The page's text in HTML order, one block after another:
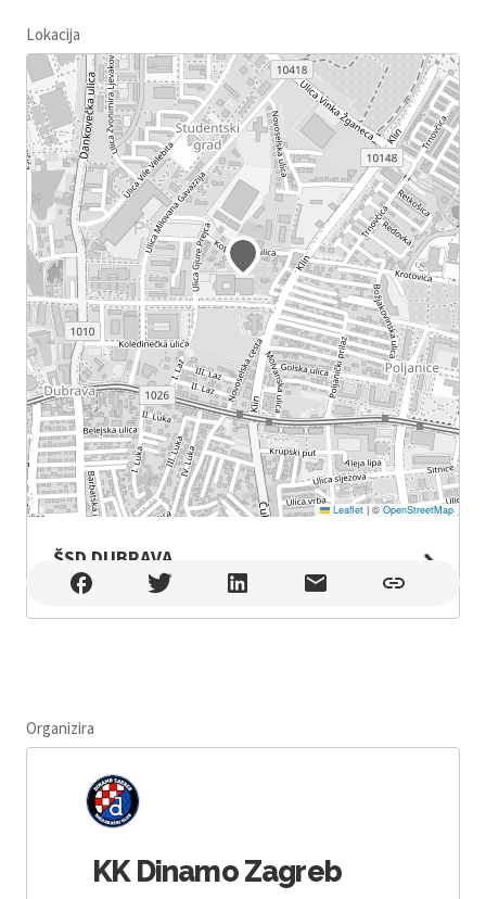
Lokacija
Leaflet |© OpenStreetMap
ŠSD DUBRAVA
ŠSD DUBRAVA , Zagreb
Organizira
KK Dinamo Zagreb